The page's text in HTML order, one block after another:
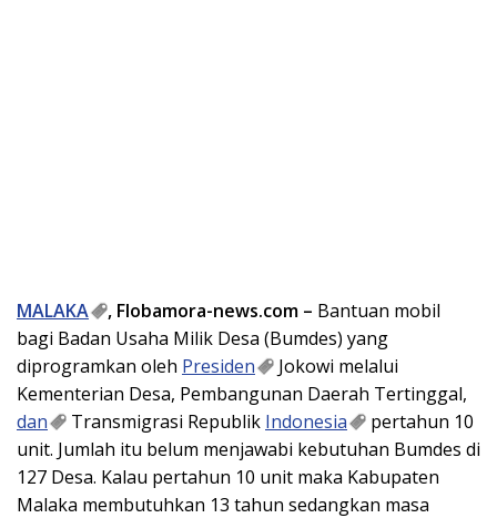
MALAKA , Flobamora-news.com – Bantuan mobil
bagi Badan Usaha Milik Desa (Bumdes) yang
diprogramkan oleh Presiden
Jokowi melalui
Kementerian Desa, Pembangunan Daerah Tertinggal,
dan
Transmigrasi Republik Indonesia
pertahun 10
unit. Jumlah itu belum menjawabi kebutuhan Bumdes di
127 Desa. Kalau pertahun 10 unit maka Kabupaten
Malaka membutuhkan 13 tahun sedangkan masa